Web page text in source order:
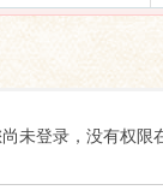
未登录，没有权限